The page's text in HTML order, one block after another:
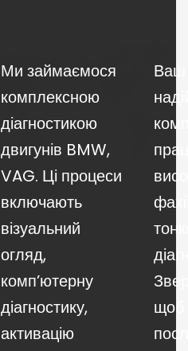
Ми займаємося
комплексною
діагностикою
двигунів BMW,
VAG. Ці процеси
включають
візуальний
огляд,
комп’ютерну
діагностику,
активацію
Ваш
щоб